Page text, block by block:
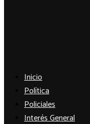
Inicio
Política
Policiales
Interés General